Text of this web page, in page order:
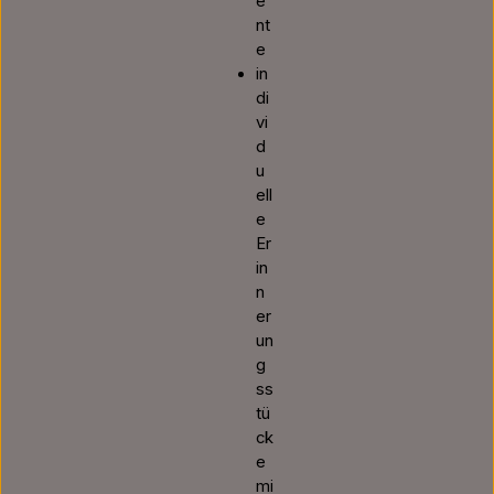
nt
e
in
di
vi
d
u
ell
e
Er
in
n
er
un
g
ss
tü
ck
e
mi